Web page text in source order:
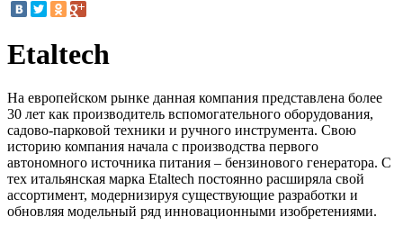
Etaltech
На европейском рынке данная компания представлена более
30 лет как производитель вспомогательного оборудования,
садово-парковой техники и ручного инструмента. Свою
историю компания начала с производства первого
автономного источника питания – бензинового генератора. С
тех итальянская марка Etaltech постоянно расширяла свой
ассортимент, модернизируя существующие разработки и
обновляя модельный ряд инновационными изобретениями.